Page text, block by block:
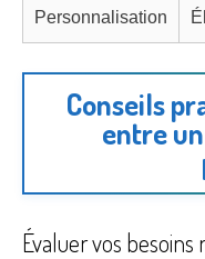
Personnalisation
Conseils
entre
Évaluer vos